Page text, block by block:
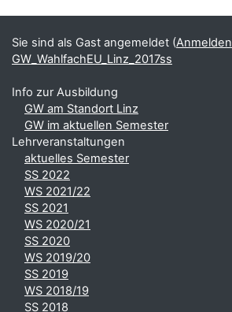
Ergänzungsblöcke
Sie sind als Gast angemeldet (Anmelden
GW_WahlfachEU_Linz_2017ss
Info zur Ausbildung
GW am Standort Linz
GW im aktuellen Semester
Lehrveranstaltungen
aktuelles Semester
SS 2022
WS 2021/22
SS 2021
WS 2020/21
SS 2020
WS 2019/20
SS 2019
WS 2018/19
SS 2018